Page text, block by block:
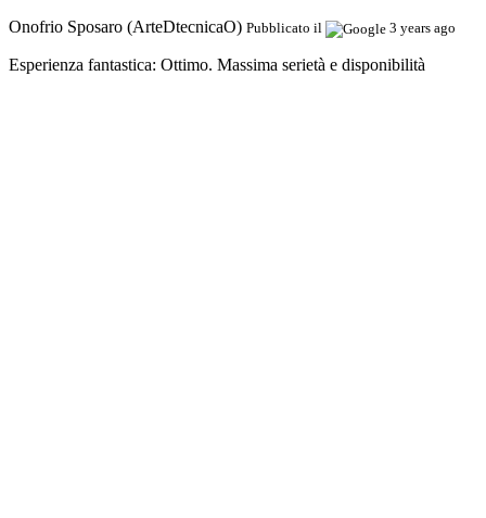
Onofrio Sposaro (ArteDtecnicaO) Pubblicato il 3 years ago
Esperienza fantastica: Ottimo. Massima serietà e disponibilità